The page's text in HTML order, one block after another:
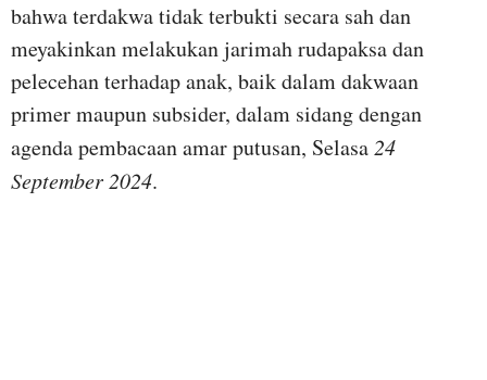
bahwa terdakwa tidak terbukti secara sah dan
meyakinkan melakukan jarimah rudapaksa dan
pelecehan terhadap anak, baik dalam dakwaan
primer maupun subsider, dalam sidang dengan
agenda pembacaan amar putusan, Selasa 24
September 2024.